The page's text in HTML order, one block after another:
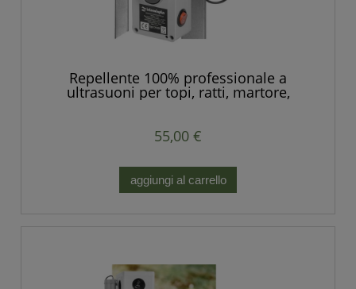
Repellente 100% professionale a
ultrasuoni per topi, ratti, martore,
roditori, volpi, animali selvatici.
55,00 €
aggiungi al carrello